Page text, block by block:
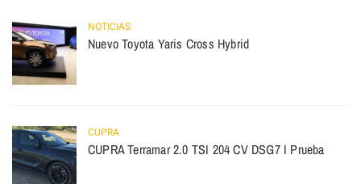
NOTICIAS
Nuevo Toyota Yaris Cross Hybrid
CUPRA
CUPRA Terramar 2.0 TSI 204 CV DSG7 I Prueba